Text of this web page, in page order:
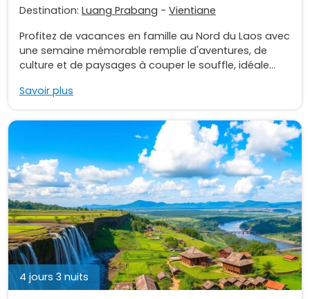
Destination: Luang Prabang - Vientiane
Profitez de vacances en famille au Nord du Laos avec
une semaine mémorable remplie d'aventures, de
culture et de paysages à couper le souffle, idéale...
Savoir plus
4 jours 3 nuits